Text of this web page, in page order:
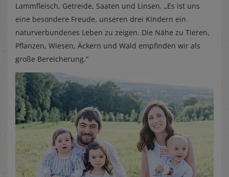
Lammfleisch, Getreide, Saaten und Linsen. „Es ist uns
eine besondere Freude, unseren drei Kindern ein
naturverbundenes Leben zu zeigen. Die Nähe zu Tieren,
Pflanzen, Wiesen, Äckern und Wald empfinden wir als
große Bereicherung.“